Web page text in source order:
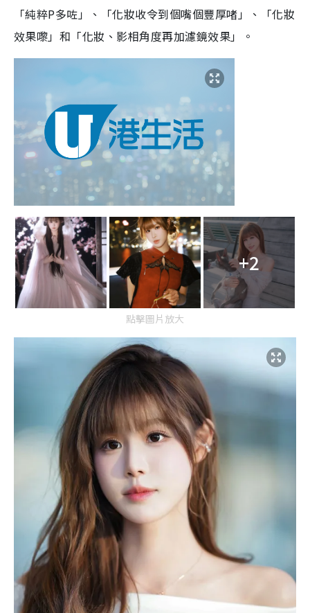
「純粹P多咗」、「化妝收令到個嘴個豐厚啫」、「化妝
效果嚟」和「化妝、影相角度再加濾鏡效果」。
+2
點擊圖片放大